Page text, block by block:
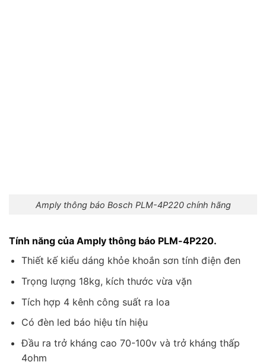
Amply thông báo Bosch PLM-4P220 chính hãng
Tính năng của Amply thông báo PLM-4P220.
Thiết kế kiểu dáng khỏe khoắn sơn tính điện đen
Trọng lượng 18kg, kích thước vừa vặn
Tích hợp 4 kênh công suất ra loa
Có đèn led báo hiệu tín hiệu
Đầu ra trở kháng cao 70-100v và trở kháng thấp
4ohm